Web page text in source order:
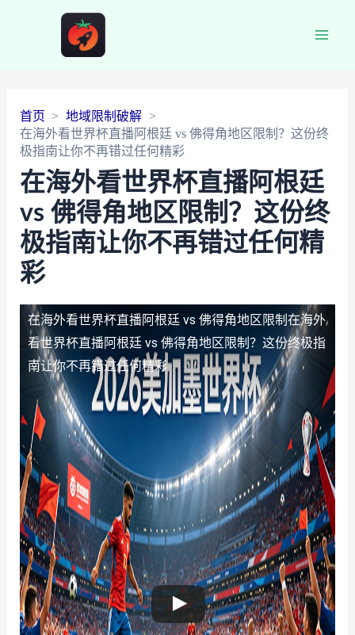
首页
地域限制破解
在海外看世界杯直播阿根廷 vs 佛得角地区限制？这份终
极指南让你不再错过任何精彩
在海外看世界杯直播阿根廷
vs 佛得角地区限制？这份终
极指南让你不再错过任何精
彩
在海外看世界杯直播阿根廷 vs 佛得角地区限制 在海外
看世界杯直播阿根廷 vs 佛得角地区限制？这份终极指
南让你不再错过任何精彩